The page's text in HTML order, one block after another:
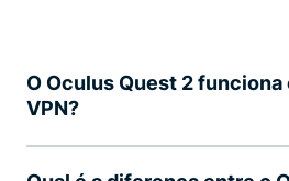
O Oculus Quest 2 funciona
VPN?